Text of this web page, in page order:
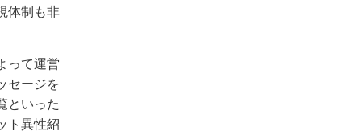
体制も非
って運営
セージを
といった
ト異性紹